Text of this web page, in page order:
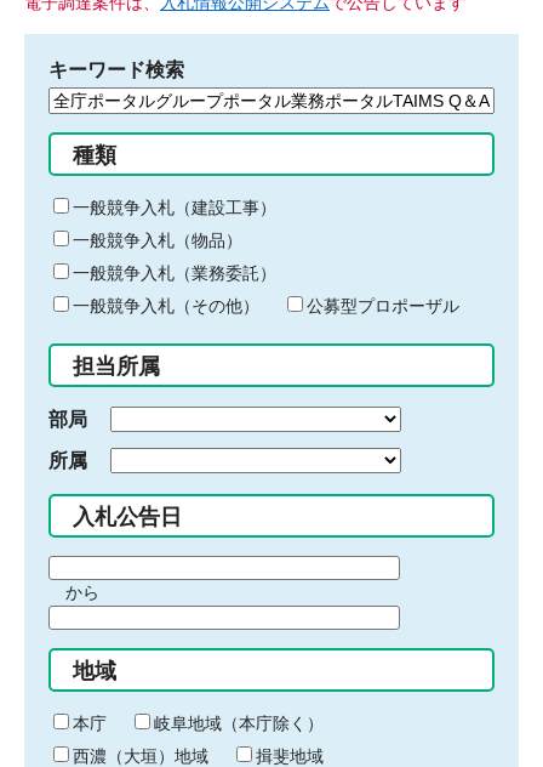
キーワード検索
検
る
キ
ー
ワ
ー
ド
入
力
種類
一般競争入札（建設工事）
一般競争入札（物品）
一般競争入札（業務委託）
一般競争入札（その他）
公募型プロポーザル
担当所属
部局
所属
入札公告日
間
始
り
から
間
終
わ
り
地域
本庁
岐阜地域（本庁除く）
西濃（大垣）地域
揖斐地域